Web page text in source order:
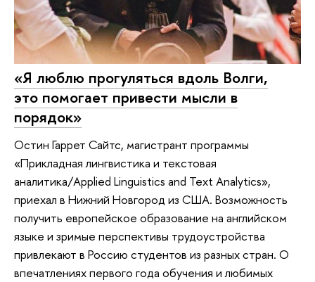
«Я люблю прогуляться вдоль Волги,
это помогает привести мысли в
порядок»
Остин Гаррет Сайтс, магистрант программы
«Прикладная лингвистика и текстовая
аналитика/Applied Linguistics and Text Analytics»,
приехал в Нижний Новгород из США. Возможность
получить европейское образование на английском
языке и зримые перспективы трудоустройства
привлекают в Россию студентов из разных стран. О
впечатлениях первого года обучения и любимых